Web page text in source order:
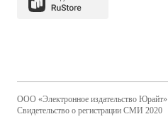
ООО «Электронное издательство Юрайт»
Свидетельство о регистрации СМИ 2020